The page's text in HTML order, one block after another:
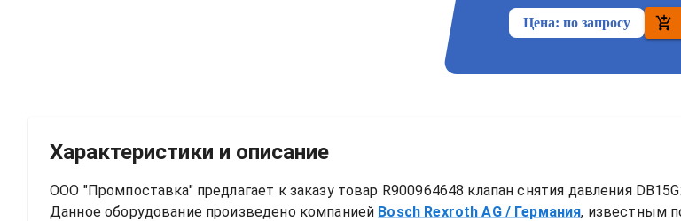
Цена:по запросу
Характеристики и описание
ООО "Промпоставка" предлагает к заказу товар R900964648 клапан снятия давления
Данное оборудование произведено компанией Bosch Rexroth AG / Германия, известным